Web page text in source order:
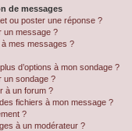
de messages
ou poster une réponse ?
un message ?
mes messages ?
d’options à mon sondage ?
un sondage ?
à un forum ?
fichiers à mon message ?
?
à un modérateur ?